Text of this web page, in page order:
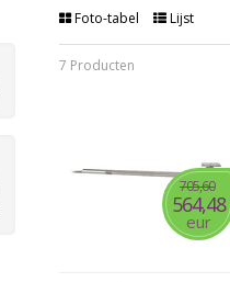
Foto-tabel Lijst
7 Producten
705,60
564,48
eur